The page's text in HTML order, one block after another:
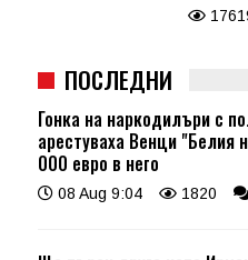
ПОСЛЕДНИ
Гонка на наркодилъри с
арестуваха Венци "Белия
000 евро в него
08 Aug 9:04 1820